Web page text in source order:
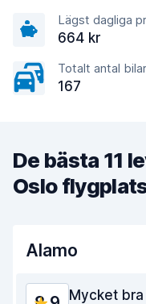
Lägst dagliga
664 kr
Totalt antal
167
De bästa 11
Oslo
Alamo
Mycket bra